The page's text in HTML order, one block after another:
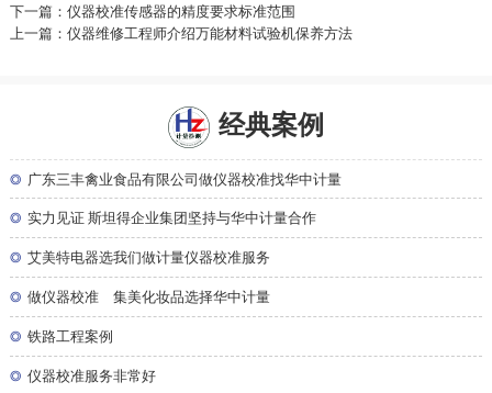
下一篇：仪器校准传感器的精度要求标准范围
上一篇：仪器维修工程师介绍万能材料试验机保养方法
经典案例
◎ 广东三丰禽业食品有限公司做仪器校准找华中计量
◎ 实力见证 斯坦得企业集团坚持与华中计量合作
◎ 艾美特电器选我们做计量仪器校准服务
◎ 做仪器校准 集美化妆品选择华中计量
◎ 铁路工程案例
◎ 仪器校准服务非常好